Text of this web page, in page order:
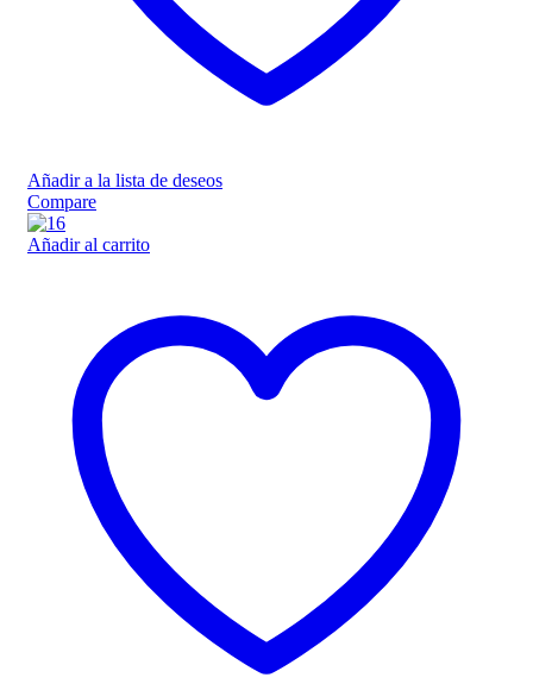
Añadir a la lista de deseos
Compare
Añadir al carrito